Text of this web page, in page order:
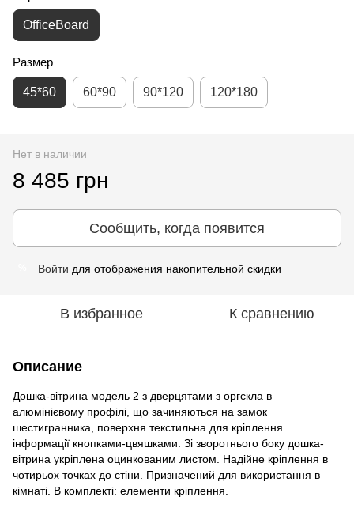
OfficeBoard
Размер
45*60 60*90 90*120 120*180
Нет в наличии
8 485 грн
Сообщить, когда появится
Войти для отображения накопительной скидки
В избранное К сравнению
Описание
Дошка-вітрина модель 2 з дверцятами з оргскла в
алюмінієвому профілі, що зачиняються на замок
шестигранника, поверхня текстильна для кріплення
інформації кнопками-цвяшками. Зі зворотнього боку дошка-
вітрина укріплена оцинкованим листом. Надійне кріплення в
чотирьох точках до стіни. Призначений для використання в
кімнаті. В комплекті: елементи кріплення.